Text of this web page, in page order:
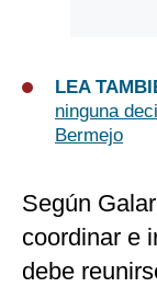
LEA
ninguna
Bermejo
Según
coordinar e
debe